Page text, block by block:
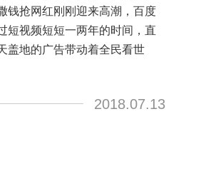
钱抢网红刚刚迎来高潮，百度
短视频短短一两年的时间，直
盖地的广告带动着全民看世
2018.07.13